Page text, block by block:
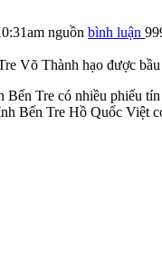
nguồn bình luận
Võ Thành hạo được
Bến Tre Hồ Quốc Việt